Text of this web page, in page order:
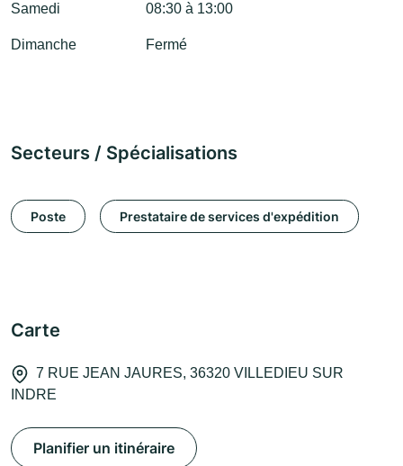
Samedi 08:30 à 13:00
Dimanche Fermé
Secteurs / Spécialisations
Poste Prestataire de services d'expédition
Carte
7 RUE JEAN JAURES, 36320 VILLEDIEU SUR
INDRE
Planifier un itinéraire